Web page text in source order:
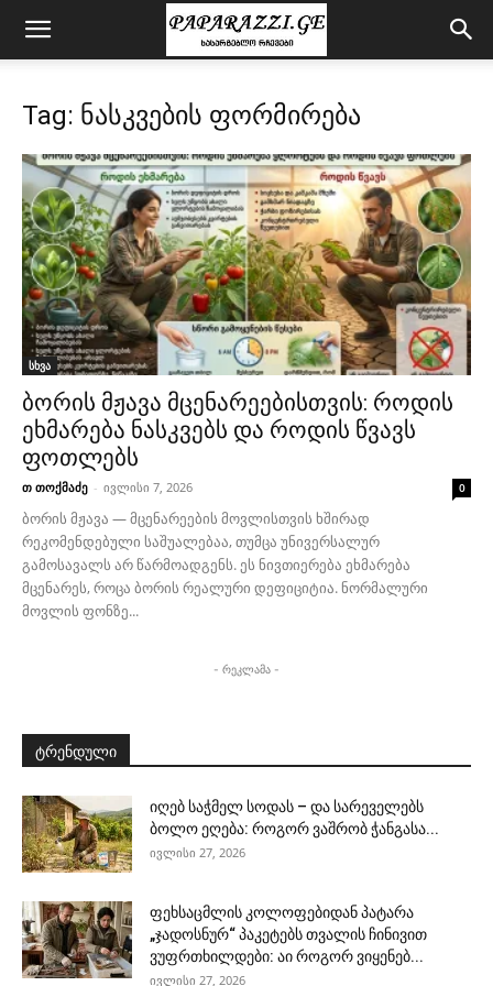
Tag: ნასკვების ფორმირება
სხვა
ბორის მჟავა მცენარეებისთვის: როდის
ეხმარება ნასკვებს და როდის წვავს
ფოთლებს
თ თოქმაძე - ივლისი 7, 2026 0
ბორის მჟავა — მცენარეების მოვლისთვის ხშირად
რეკომენდებული საშუალებაა, თუმცა უნივერსალურ
გამოსავალს არ წარმოადგენს. ეს ნივთიერება ეხმარება
მცენარეს, როცა ბორის რეალური დეფიციტია. ნორმალური
მოვლის ფონზე...
- რეკლამა -
ტრენდული
იღებ საჭმელ სოდას – და სარეველებს
ბოლო ეღება: როგორ ვაშრობ ჭანგასა...
ივლისი 27, 2026
ფეხსაცმლის კოლოფებიდან პატარა
„ჯადოსნურ“ პაკეტებს თვალის ჩინივით
ვუფრთხილდები: აი როგორ ვიყენებ...
ივლისი 27, 2026